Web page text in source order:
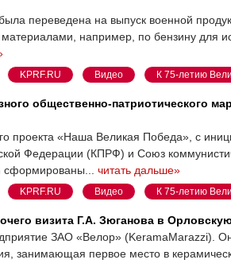
переведена на выпуск военной
например, по бензину для
KPRF.RU Видео К 75-летию
общественно-патриотического
проекта «Наша Великая Победа», с
Федерации (КПРФ) и Союз
читать дальше»
KPRF.RU Видео К 75-летию
визита Г.А. Зюганова в
ЗАО «Велор» (KeramaMarazzi). Он
занимающая первое место в